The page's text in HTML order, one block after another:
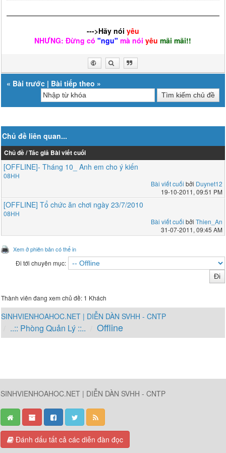
--->Hãy nói yêu
NHƯNG: Đừng có "ngu" mà nói yêu mãi mãi!!
« Bài trước | Bài tiếp theo »
Chủ đề liên quan...
Chủ đề / Tác giả Bài viết cuối
[OFFLINE]- Tháng 10_ Anh em cho ý kiến
08HH
Bài viết cuối bởi Duynet12
19-10-2011, 09:51 PM
[OFFLINE] Tổ chức ăn chơi ngày 23/7/2010
08HH
Bài viết cuối bởi Thien_An
31-07-2011, 09:45 AM
Xem ở phiên bản có thể in
Đi tới chuyên mục:
Thành viên đang xem chủ đề: 1 Khách
SINHVIENHOAHOC.NET | DIỄN DÀN SVHH - CNTP
..:: Phòng Quản Lý ::.. Offline
SINHVIENHOAHOC.NET | DIỄN DÀN SVHH - CNTP
Đánh dấu tất cả các diễn đàn đọc